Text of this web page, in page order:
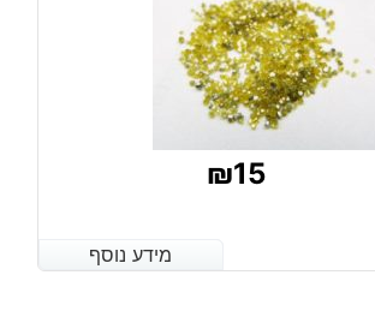
₪15
מידע נוסף
מידע נוסף